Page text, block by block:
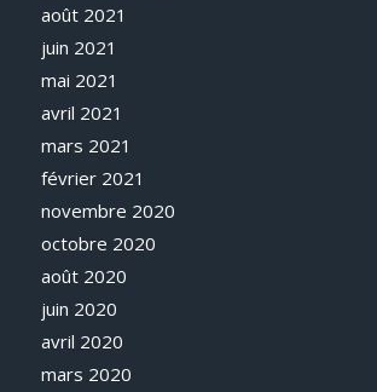
août 2021
juin 2021
mai 2021
avril 2021
mars 2021
février 2021
novembre 2020
octobre 2020
août 2020
juin 2020
avril 2020
mars 2020